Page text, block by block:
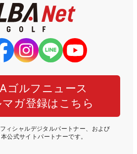
ゴルフニュース
マガ登録はこちら
ィシャルデジタルパートナー、および
公式サイトパートナーです。